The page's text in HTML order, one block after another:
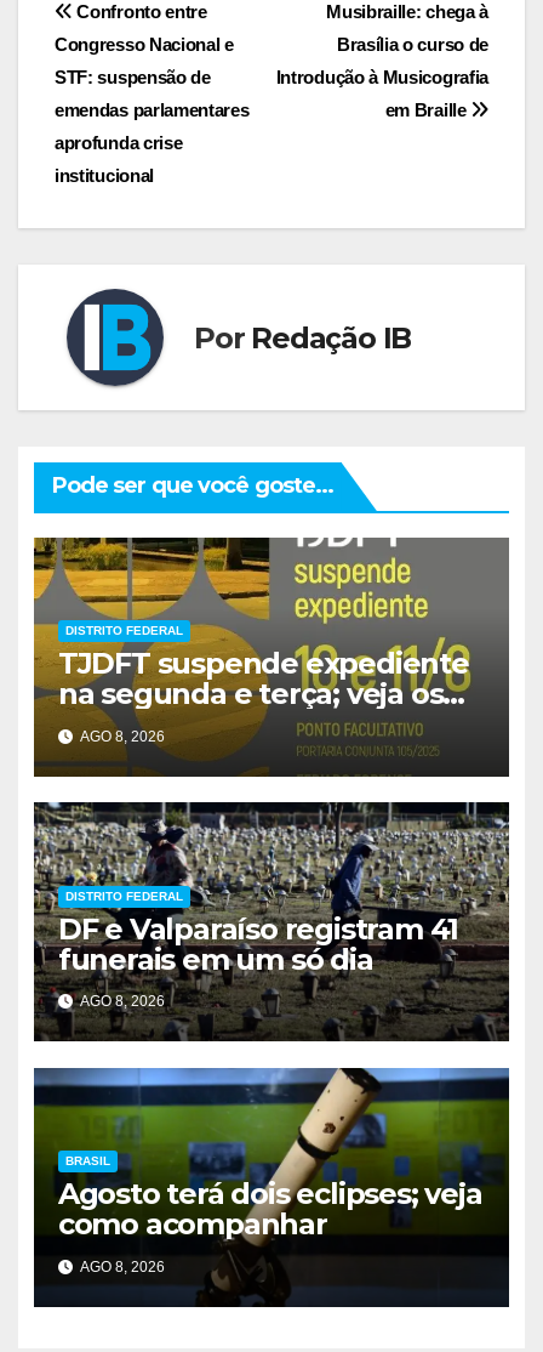
Navegação
de
Post
Musibraille: chega à
Brasília o curso de
Introdução à Musicografia
em Braille
Confronto entre
Congresso Nacional e
STF: suspensão de
emendas parlamentares
aprofunda crise
institucional
Por Redação IB
Pode ser que você goste...
DISTRITO FEDERAL
TJDFT suspende expediente
na segunda e terça; veja os
prazos
AGO 8, 2026
DISTRITO FEDERAL
DF e Valparaíso registram 41
funerais em um só dia
AGO 8, 2026
BRASIL
Agosto terá dois eclipses; veja
como acompanhar
AGO 8, 2026